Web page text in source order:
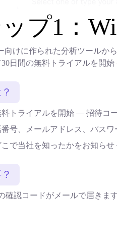
プ1：
向けに作られた分析ツールか
日間の無料トライアルを開
料トライアルを開始 — 招待コ
号、メールアドレス、パスワ
で当社を知ったかをお知らせ
確認コードがメールで届きま